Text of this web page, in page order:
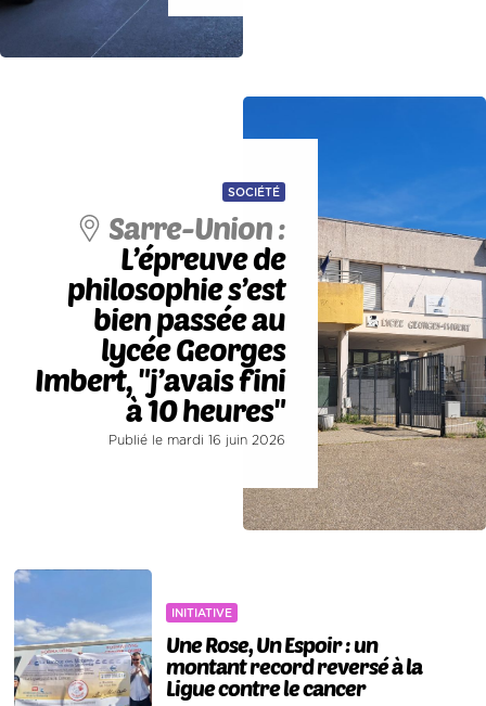
SOCIÉTÉ
Sarre-Union :
L’épreuve de
philosophie s’est
bien passée au
lycée Georges
Imbert, "j’avais fini
à 10 heures"
Publié le mardi 16 juin 2026
INITIATIVE
Une Rose, Un Espoir : un
montant record reversé à la
Ligue contre le cancer